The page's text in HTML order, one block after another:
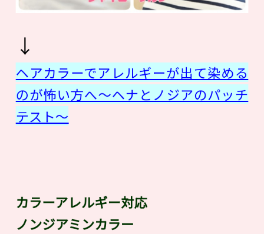
↓
ヘアカラーでアレルギーが出て染める
のが怖い方へ〜ヘナとノジアのパッチ
テスト〜
カラーアレルギー対応
ノンジアミンカラー